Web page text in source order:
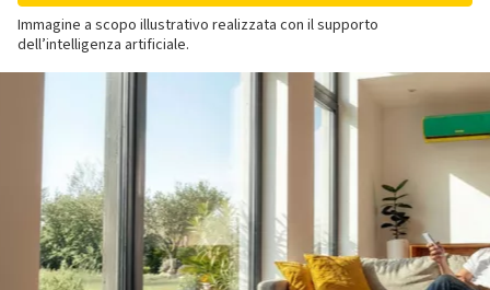
Immagine a scopo illustrativo realizzata con il supporto
dell’intelligenza artificiale.